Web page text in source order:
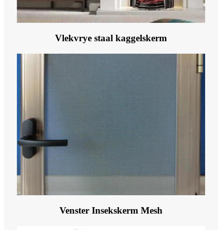
Vlekvrye staal kaggelskerm
Venster Insekskerm Mesh